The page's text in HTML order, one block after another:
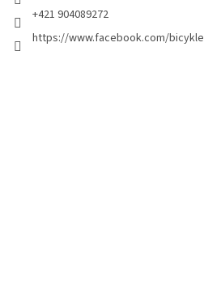
+421 904089272
https://www.facebook.com/bicykle